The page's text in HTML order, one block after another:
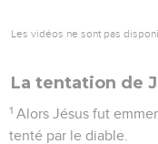
Les vidéos ne sont pas
La tentation de
1 Alors Jésus fut
tenté par le diable.